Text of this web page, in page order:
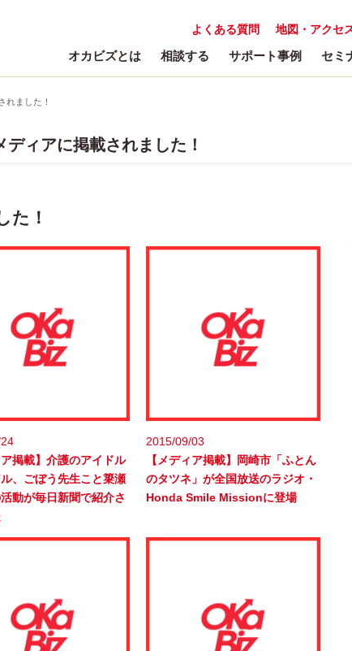
地図・アクセ
よくある質問
オカビズとは 相談する サポート事例 セミ
れました！
ィアに掲載されました！
た！
ア掲載】介護のアイドル
、ごぼう先生こと簗瀬
動が毎日新聞で紹介さ
2015/09/03
【メディア掲載】岡崎市「ふとん
のタツネ」が全国放送のラジオ・
Honda Smile Missionに登場